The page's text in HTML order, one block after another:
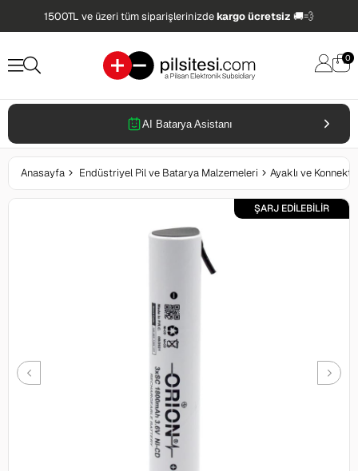
1500TL ve üzeri tüm siparişlerinizdekargo ücretsiz 🚚💨
0
AI Batarya Asistanı
Anasayfa Endüstriyel Pil ve Batarya Malzemeleri Ayaklı ve
ŞARJ EDİLEBİLİR